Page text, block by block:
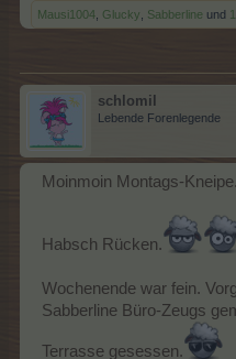
Mausi1004 Glucky Sabberline und
schlomil
Lebende Forenlegende
Moinmoin Montags-Kneipe.
Habsch Rücken.
Wochenende war fein.
Sabberline Büro-Zeugs
Terrasse gesessen.